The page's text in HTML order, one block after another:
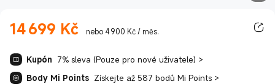
14 699 Kč
Current Price Kč14699.00
nebo 4 900 Kč / měs.
Kupón 7% sleva (Pouze pro nové uživatele) >
Body Mi Points Získejte až 587 bodů Mi Points >